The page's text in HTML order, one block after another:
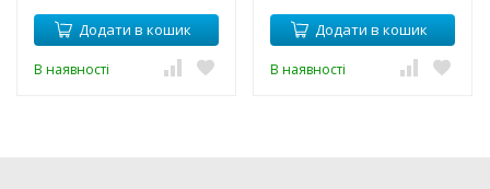
Додати в кошик
В наявності
Додати в кошик
В наявності